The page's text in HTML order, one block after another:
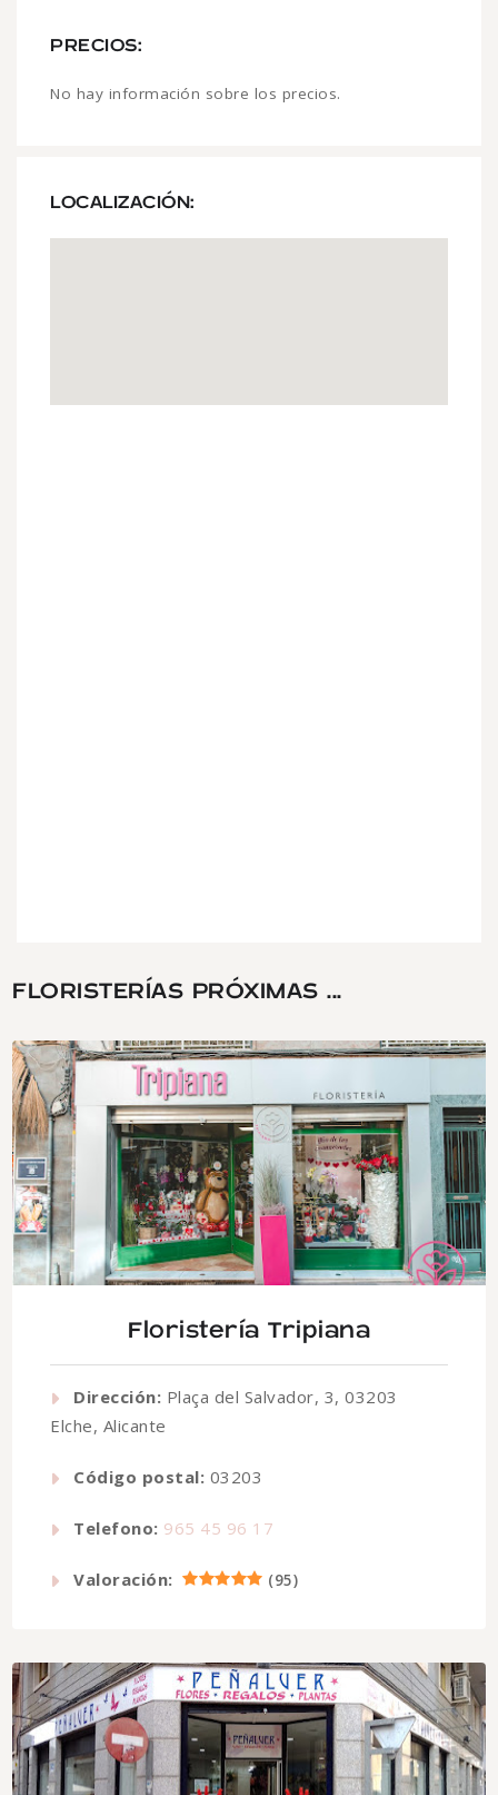
PRECIOS:
No hay información sobre los precios.
LOCALIZACIÓN:
FLORISTERÍAS PRÓXIMAS ...
Floristería Tripiana
Dirección: Plaça del Salvador, 3, 03203
Elche, Alicante
Código postal: 03203
Telefono: 965 45 96 17
Valoración: (95)